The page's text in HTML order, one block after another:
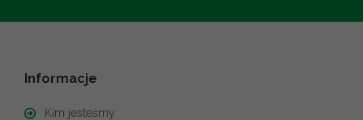
Informacje
Kim jesteśmy